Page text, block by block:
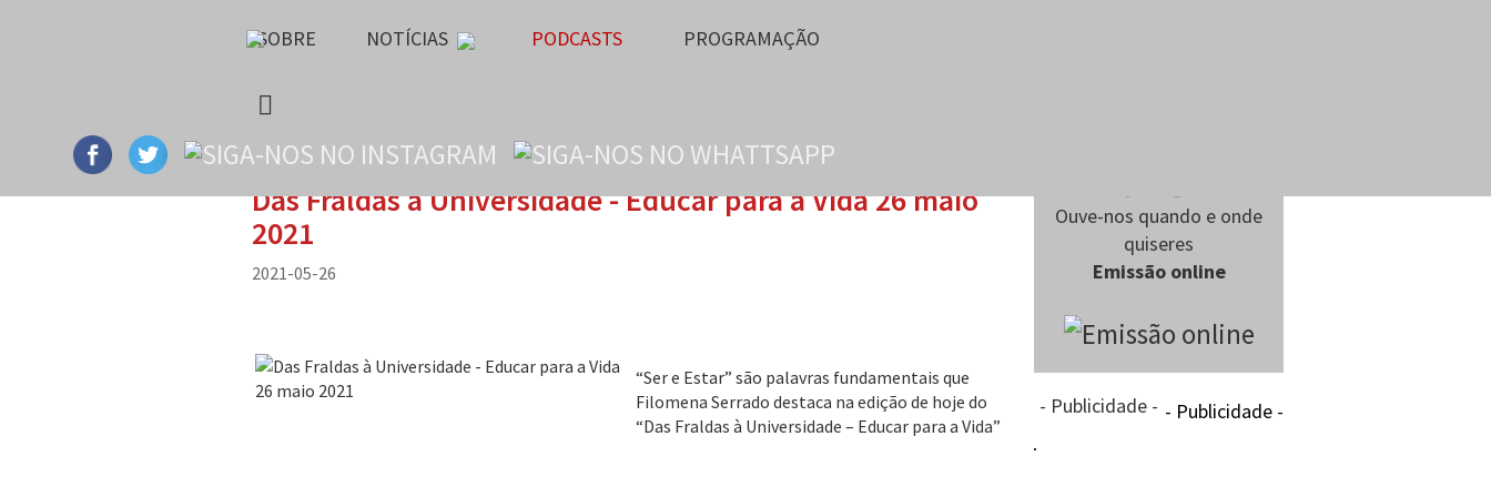
SOBRE NOTÍCIAS PODCASTS PROGRAMAÇÃO
Das Fraldas à Universidade - Educar para a Vida 26 maio
2021
2021-05-26
“Ser e Estar” são palavras fundamentais que
Filomena Serrado destaca na edição de hoje do
“Das Fraldas à Universidade – Educar para a Vida”
Ouve-nos quando e onde
quiseres
Emissão online
- Publicidade - - Publicidade -